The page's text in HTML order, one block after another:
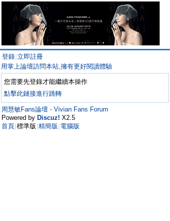
登錄 立即註冊
用掌上論壇訪問本站,擁有更好閱讀體驗
您需要先登錄才能繼續本操作
點擊此鏈接進行跳轉
周慧敏Fans論壇 - Vivian Fans Forum
Powered by Discuz! X2.5
首頁 標準版 精簡版 電腦版